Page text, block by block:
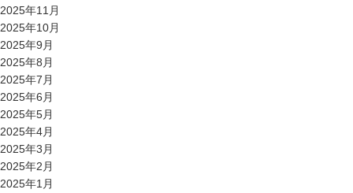
2025年11月
2025年10月
2025年9月
2025年8月
2025年7月
2025年6月
2025年5月
2025年4月
2025年3月
2025年2月
2025年1月